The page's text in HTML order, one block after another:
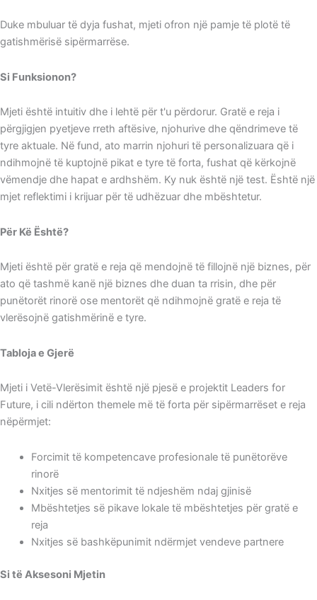
Duke mbuluar të dyja fushat, mjeti ofron një pamje të plotë të
gatishmërisë sipërmarrëse.
Si Funksionon?
Mjeti është intuitiv dhe i lehtë për t'u përdorur. Gratë e reja i
përgjigjen pyetjeve rreth aftësive, njohurive dhe qëndrimeve të
tyre aktuale. Në fund, ato marrin njohuri të personalizuara që i
ndihmojnë të kuptojnë pikat e tyre të forta, fushat që kërkojnë
vëmendje dhe hapat e ardhshëm. Ky nuk është një test. Është një
mjet reflektimi i krijuar për të udhëzuar dhe mbështetur.
Për Kë Është?
Mjeti është për gratë e reja që mendojnë të fillojnë një biznes, për
ato që tashmë kanë një biznes dhe duan ta rrisin, dhe për
punëtorët rinorë ose mentorët që ndihmojnë gratë e reja të
vlerësojnë gatishmërinë e tyre.
Tabloja e Gjerë
Mjeti i Vetë-Vlerësimit është një pjesë e projektit Leaders for
Future, i cili ndërton themele më të forta për sipërmarrëset e reja
nëpërmjet:
Forcimit të kompetencave profesionale të punëtorëve
rinorë
Nxitjes së mentorimit të ndjeshëm ndaj gjinisë
Mbështetjes së pikave lokale të mbështetjes për gratë e
reja
Nxitjes së bashkëpunimit ndërmjet vendeve partnere
Si të Aksesoni Mjetin